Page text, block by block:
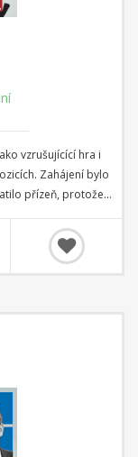
vzrušujícící hra i
Zahájení bylo
přízeň, protože
překvapující jazyk
Trainer programu,
Skotské, že se